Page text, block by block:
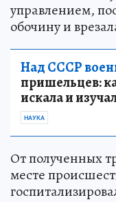
управлением,
обочину и
Над СССР
пришельцев:
искала и
НАУКА
От полученных
месте